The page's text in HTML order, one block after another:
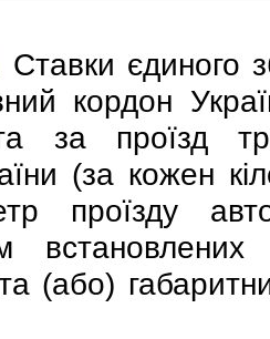
Ставки єдиного
кордон
за проїзд
(за кожен
проїзду
(або)